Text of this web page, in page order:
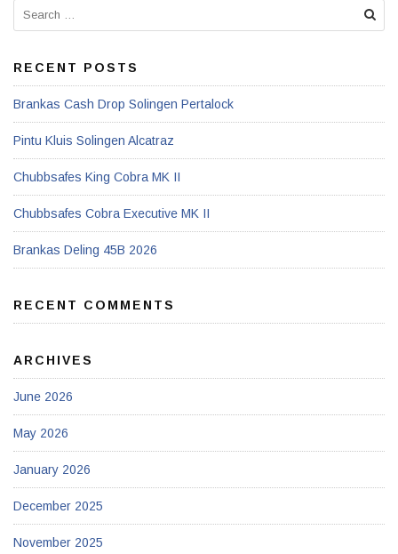
RECENT POSTS
Brankas Cash Drop Solingen Pertalock
Pintu Kluis Solingen Alcatraz
Chubbsafes King Cobra MK II
Chubbsafes Cobra Executive MK II
Brankas Deling 45B 2026
RECENT COMMENTS
ARCHIVES
June 2026
May 2026
January 2026
December 2025
November 2025